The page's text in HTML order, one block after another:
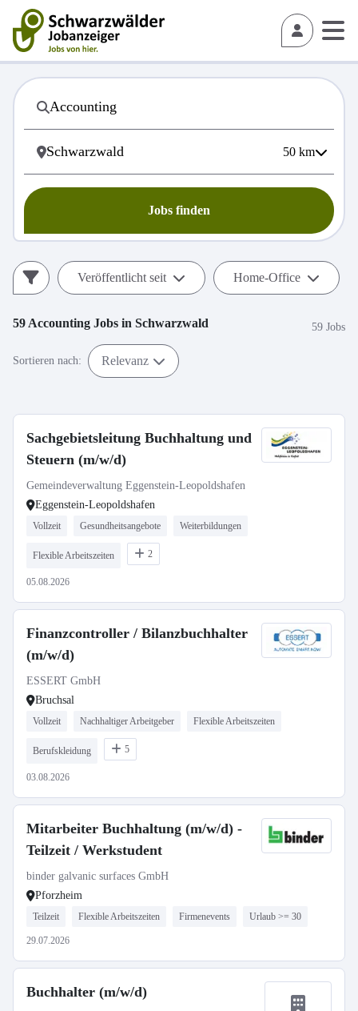
50 km
Jobs finden
Veröffentlicht seit Home-Office
59 Accounting Jobs in Schwarzwald 59 Jobs
Sortieren nach: Relevanz
Sachgebietsleitung Buchhaltung und
Steuern (m/w/d)
Gemeindeverwaltung Eggenstein-Leopoldshafen
Eggenstein-Leopoldshafen
Vollzeit Gesundheitsangebote Weiterbildungen
Flexible Arbeitszeiten 2
05.08.2026
Finanzcontroller / Bilanzbuchhalter
(m/w/d)
ESSERT GmbH
Bruchsal
Vollzeit Nachhaltiger Arbeitgeber Flexible Arbeitszeiten
Berufskleidung 5
03.08.2026
Mitarbeiter Buchhaltung (m/w/d) -
Teilzeit / Werkstudent
binder galvanic surfaces GmbH
Pforzheim
Teilzeit Flexible Arbeitszeiten Firmenevents Urlaub >= 30
29.07.2026
Buchhalter (m/w/d)